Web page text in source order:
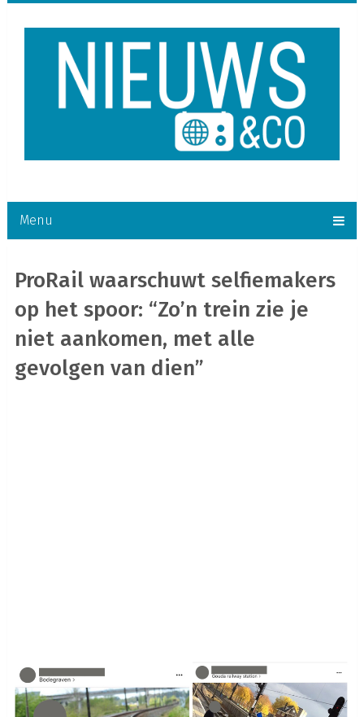
Menu
ProRail waarschuwt selfiemakers
op het spoor: “Zo’n trein zie je
niet aankomen, met alle
gevolgen van dien”